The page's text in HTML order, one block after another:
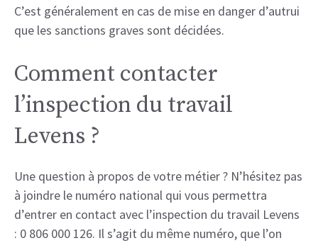
C’est généralement en cas de mise en danger d’autrui
que les sanctions graves sont décidées.
Comment contacter
l’inspection du travail
Levens ?
Une question à propos de votre métier ? N’hésitez pas
à joindre le numéro national qui vous permettra
d’entrer en contact avec l’inspection du travail Levens
: 0 806 000 126. Il s’agit du même numéro, que l’on